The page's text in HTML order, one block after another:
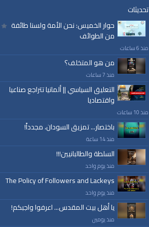
#الواقية
#قناة_الواقية
alwaqiyahtv | alwaqiyahtv@twitter
الفئات:
حلقة على الهواء
حلقة على الهواء»سلسلة نظام الإسلام
قنوات:
برامج الواقية
العلامات:قناة،|الواقية|النهضة|الحكم|العقيدة
تحديثات
حوار الخميس: نحن الأمة ولسنا طائفة
من الطوائف
منذ 6 ساعات
من هو المتخلف؟
منذ 7 ساعات
التعليق السياسي || ألمانيا تتراجع صناعيا
واقتصاديا
منذ 10 ساعات
باختصار... تمزيق السودان، مجدداً!
منذ 14 ساعة
السلطة والطالبانيين!!!
منذ يوم واحد
The Policy of Followers and Lackeys
منذ يوم واحد
يا أهل بيت المقدس... اعرفوا واجبكم!
منذ يومين